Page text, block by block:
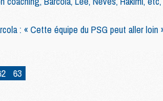
: « Cette équipe du PSG peut aller loin
63